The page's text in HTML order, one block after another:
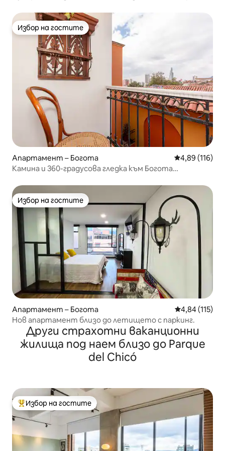
Избор на гостите
Избор на гостите
Апартамент – Богота Средна
4,89 (116)
Камина и 360-градусова гледка към Богота
Избор на гостите
Избор на гостите
Апартамент – Богота Средна
4,84 (115)
Нов апартамент близо до летището с паркинг.
Други страхотни ваканционни
жилища под наем близо до Parque
del Chicó
Най-популярен избор на гостите
Избор на гостите